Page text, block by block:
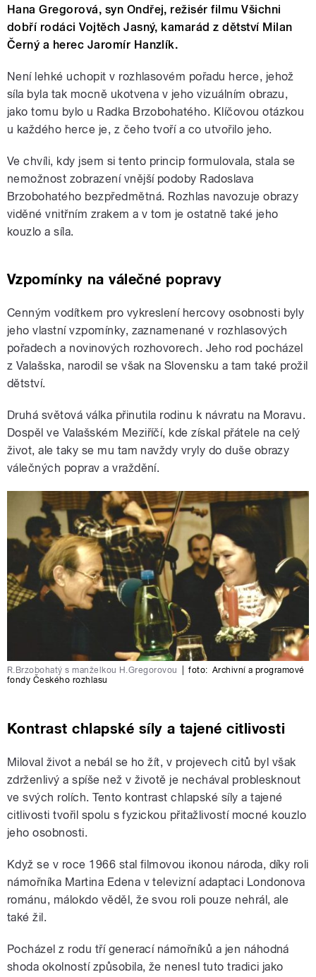
Hana Gregorová, syn Ondřej, režisér filmu Všichni
dobří rodáci Vojtěch Jasný, kamarád z dětství Milan
Černý a herec Jaromír Hanzlík.
Není lehké uchopit v rozhlasovém pořadu herce, jehož
síla byla tak mocně ukotvena v jeho vizuálním obrazu,
jako tomu bylo u Radka Brzobohatého. Klíčovou otázkou
u každého herce je, z čeho tvoří a co utvořilo jeho.
Ve chvíli, kdy jsem si tento princip formulovala, stala se
nemožnost zobrazení vnější podoby Radoslava
Brzobohatého bezpředmětná. Rozhlas navozuje obrazy
viděné vnitřním zrakem a v tom je ostatně také jeho
kouzlo a síla.
Vzpomínky na válečné popravy
Cenným vodítkem pro vykreslení hercovy osobnosti byly
jeho vlastní vzpomínky, zaznamenané v rozhlasových
pořadech a novinových rozhovorech. Jeho rod pocházel
z Valašska, narodil se však na Slovensku a tam také prožil
dětství.
Druhá světová válka přinutila rodinu k návratu na Moravu.
Dospěl ve Valašském Meziříčí, kde získal přátele na celý
život, ale taky se mu tam navždy vryly do duše obrazy
válečných poprav a vraždění.
R.Brzobohatý s manželkou H.Gregorovou foto: Archivní a programové
fondy Českého rozhlasu
Kontrast chlapské síly a tajené citlivosti
Miloval život a nebál se ho žít, v projevech citů byl však
zdrženlivý a spíše než v životě je nechával problesknout
ve svých rolích. Tento kontrast chlapské síly a tajené
citlivosti tvořil spolu s fyzickou přitažlivostí mocné kouzlo
jeho osobnosti.
Když se v roce 1966 stal filmovou ikonou národa, díky roli
námořníka Martina Edena v televizní adaptaci Londonova
románu, málokdo věděl, že svou roli pouze nehrál, ale
také žil.
Pocházel z rodu tří generací námořníků a jen náhodná
shoda okolností způsobila, že nenesl tuto tradici jako